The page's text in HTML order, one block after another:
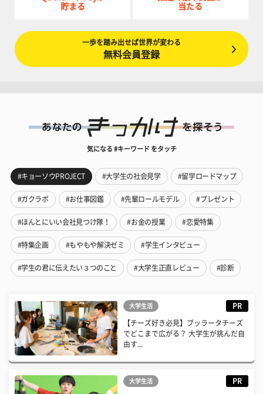
貯まる
当たる
一歩を踏み出せば世界が変わる
無料会員登録
気になる #キーワード をタッチ
#キョーソウPROJECT #大学生の社会見学 #留学ロードマップ
#ガクラボ #お仕事図鑑 #先輩ロールモデル #プレゼント
#ほんとにいい会社見つけ隊！ #お金の授業 #恋愛特集
#特集企画 #もやもや解決ゼミ #学生インタビュー
#学生の君に伝えたい３つのこと #大学生正直レビュー #診断
大学生活 PR
【チーズ好き必見】ブッラータチーズ
でどこまで広がる？ 大学生が挑んだ自
由す...
大学生活 PR